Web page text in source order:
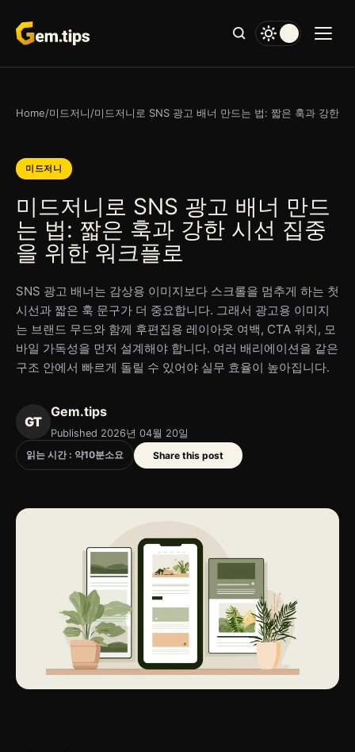
문
로
뛰
Home/미드저니/미드저니로 SNS 광고 배너 만드는 법: 짧은 훅과 강한
미드저니
미드저니로 SNS 광고 배너 만드
는 법: 짧은 훅과 강한 시선 집중
을 위한 워크플로
SNS 광고 배너는 감상용 이미지보다 스크롤을 멈추게 하는 첫
시선과 짧은 훅 문구가 더 중요합니다. 그래서 광고용 이미지
는 브랜드 무드와 함께 후편집용 레이아웃 여백, CTA 위치, 모
바일 가독성을 먼저 설계해야 합니다. 여러 배리에이션을 같은
구조 안에서 빠르게 돌릴 수 있어야 실무 효율이 높아집니다.
GT
Gem.tips
Published 2026년 04월 20일
읽는 시간 : 약10분소요 Share this post